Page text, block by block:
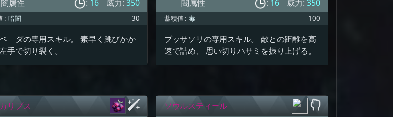
闇属性
: 16 威力: 350
: 暗闇 30
ーダの専用スキル。 素早く跳びかか
手で切り裂く。
闇属性
: 16 威力: 350
蓄積値 : 毒 100
ブッサソリの専用スキル。 敵との距離を高
速で詰め、 思い切りハサミを振り上げる。
リプス
ソウルスティール